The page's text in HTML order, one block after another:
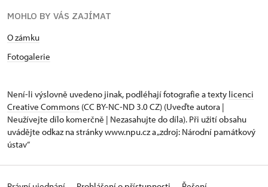
MOHLO BY VÁS ZAJÍMAT
O zámku
Fotogalerie
Není-li výslovně uvedeno jinak, podléhají fotografie a texty licenci
Creative Commons (CC BY-NC-ND 3.0 CZ) (Uveďte autora |
Neužívejte dílo komerčně | Nezasahujte do díla). Při užití obsahu
uvádějte odkaz na stránky www.npu.cz a „zdroj: Národní památkový
ústav“